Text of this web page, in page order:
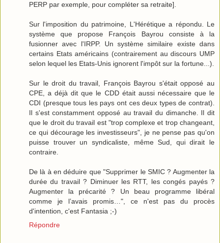
PERP par exemple, pour compléter sa retraite].
Sur l'imposition du patrimoine, L'Hérétique a répondu. Le
système que propose François Bayrou consiste à la
fusionner avec l'IRPP. Un système similaire existe dans
certains Etats américains (contrairement au discours UMP
selon lequel les Etats-Unis ignorent l'impôt sur la fortune...).
Sur le droit du travail, François Bayrou s'était opposé au
CPE, a déjà dit que le CDD était aussi nécessaire que le
CDI (presque tous les pays ont ces deux types de contrat).
Il s'est constamment opposé au travail du dimanche. Il dit
que le droit du travail est "trop complexe et trop changeant,
ce qui décourage les investisseurs", je ne pense pas qu'on
puisse trouver un syndicaliste, même Sud, qui dirait le
contraire.
De là à en déduire que "Supprimer le SMIC ? Augmenter la
durée du travail ? Diminuer les RTT, les congés payés ?
Augmenter la précarité ? Un beau programme libéral
comme je l’avais promis…", ce n'est pas du procès
d'intention, c'est Fantasia ;-)
Répondre